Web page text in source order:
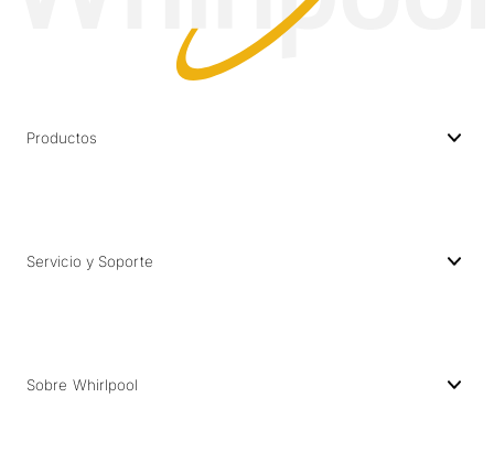
Productos
Servicio y Soporte
Sobre Whirlpool